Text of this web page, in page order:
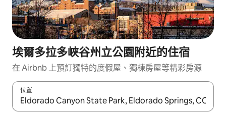
埃爾多拉多峽谷州立公園附近的住宿
在 Airbnb 上預訂獨特的度假屋、獨棟房屋等精彩房源
位置
如有搜尋結果，瀏覽內容時請使用上下箭頭，或輕點、滑動裝置。